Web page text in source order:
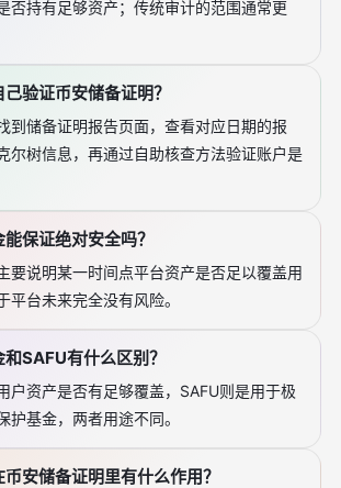
否持有足够资产；传统审计的范围通常更
验证币安储备证明？
到储备证明报告页面，查看对应日期的报
尔树信息，再通过自助核查方法验证账户是
保证绝对安全吗？
要说明某一时间点平台资产是否足以覆盖用
平台未来完全没有风险。
SAFU有什么区别？
户资产是否有足够覆盖，SAFU则是用于极
护基金，两者用途不同。
安储备证明里有什么作用？